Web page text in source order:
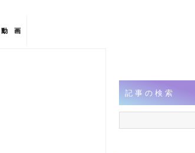
動 画
記事の検索